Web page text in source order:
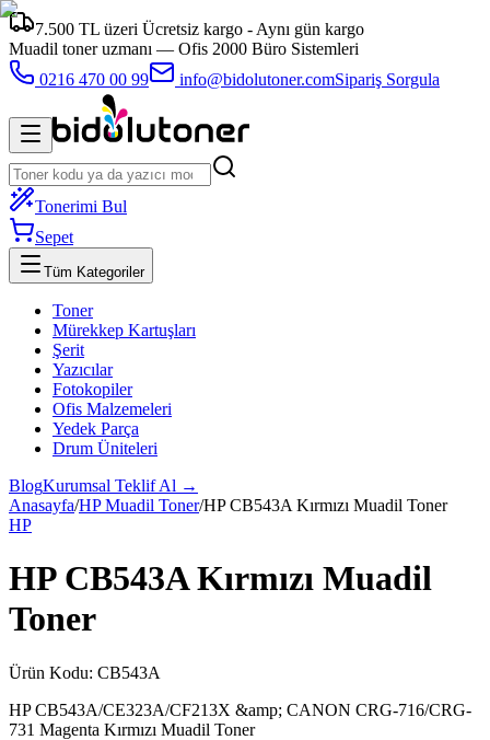
7.500 TL üzeri Ücretsiz kargo - Aynı gün kargo
Muadil toner uzmanı — Ofis 2000 Büro Sistemleri
0216 470 00 99
info@bidolutoner.comSipariş Sorgula
Tonerimi Bul
Sepet
Tüm Kategoriler
Toner
Mürekkep Kartuşları
Şerit
Yazıcılar
Fotokopiler
Ofis Malzemeleri
Yedek Parça
Drum Üniteleri
BlogKurumsal Teklif Al →
Anasayfa/HP Muadil Toner/HP CB543A Kırmızı Muadil Toner
HP
HP CB543A Kırmızı Muadil
Toner
Ürün Kodu: CB543A
HP CB543A/CE323A/CF213X &amp; CANON CRG-716/CRG-
731 Magenta Kırmızı Muadil Toner